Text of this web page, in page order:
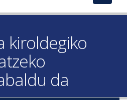
kiroldegiko
da